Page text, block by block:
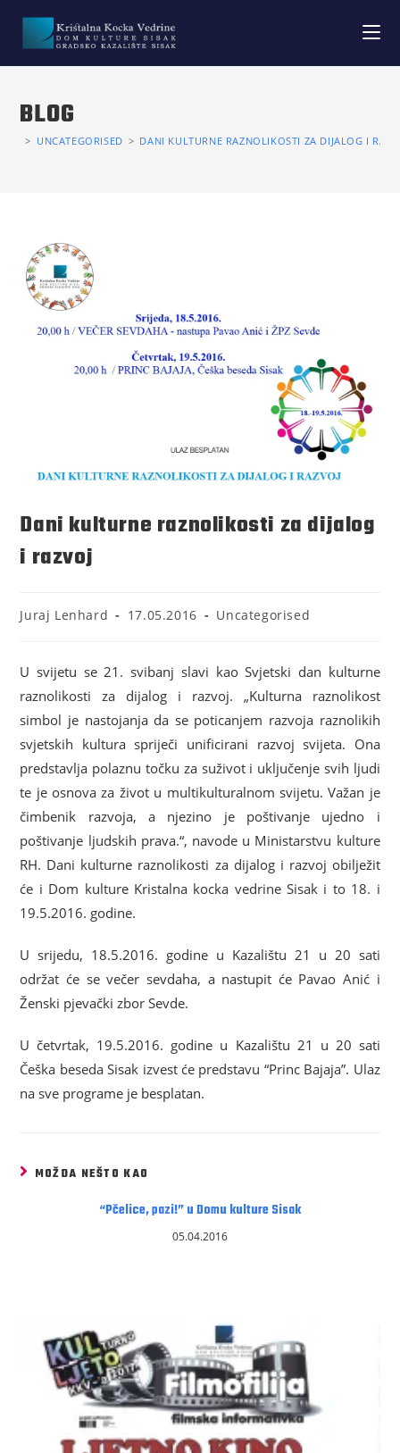
BLOG
> UNCATEGORISED > DANI KULTURNE RAZNOLIKOSTI ZA DIJALOG I
Dani kulturne raznolikosti za dijalog
i razvoj
Juraj Lenhard 17.05.2016 Uncategorised
U svijetu se 21. svibanj slavi kao Svjetski dan kulturne
raznolikosti za dijalog i razvoj. „Kulturna raznolikost
simbol je nastojanja da se poticanjem razvoja raznolikih
svjetskih kultura spriječi unificirani razvoj svijeta. Ona
predstavlja polaznu točku za suživot i uključenje svih ljudi
te je osnova za život u multikulturalnom svijetu. Važan je
čimbenik razvoja, a njezino je poštivanje ujedno i
poštivanje ljudskih prava.“, navode u Ministarstvu kulture
RH. Dani kulturne raznolikosti za dijalog i razvoj obilježit
će i Dom kulture Kristalna kocka vedrine Sisak i to 18. i
19.5.2016. godine.
U srijedu, 18.5.2016. godine u Kazalištu 21 u 20 sati
održat će se večer sevdaha, a nastupit će Pavao Anić i
Ženski pjevački zbor Sevde.
U četvrtak, 19.5.2016. godine u Kazalištu 21 u 20 sati
Češka beseda Sisak izvest će predstavu “Princ Bajaja”. Ulaz
na sve programe je besplatan.
MOŽDA NEŠTO KAO
“Pčelice, pazi!” u Domu kulture Sisak
05.04.2016